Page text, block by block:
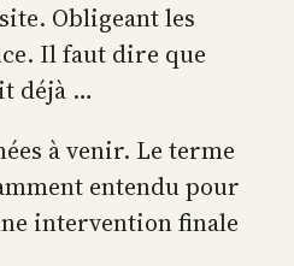
Obligeant les
Il faut dire que
déjà …
à venir. Le terme
entendu pour
intervention finale